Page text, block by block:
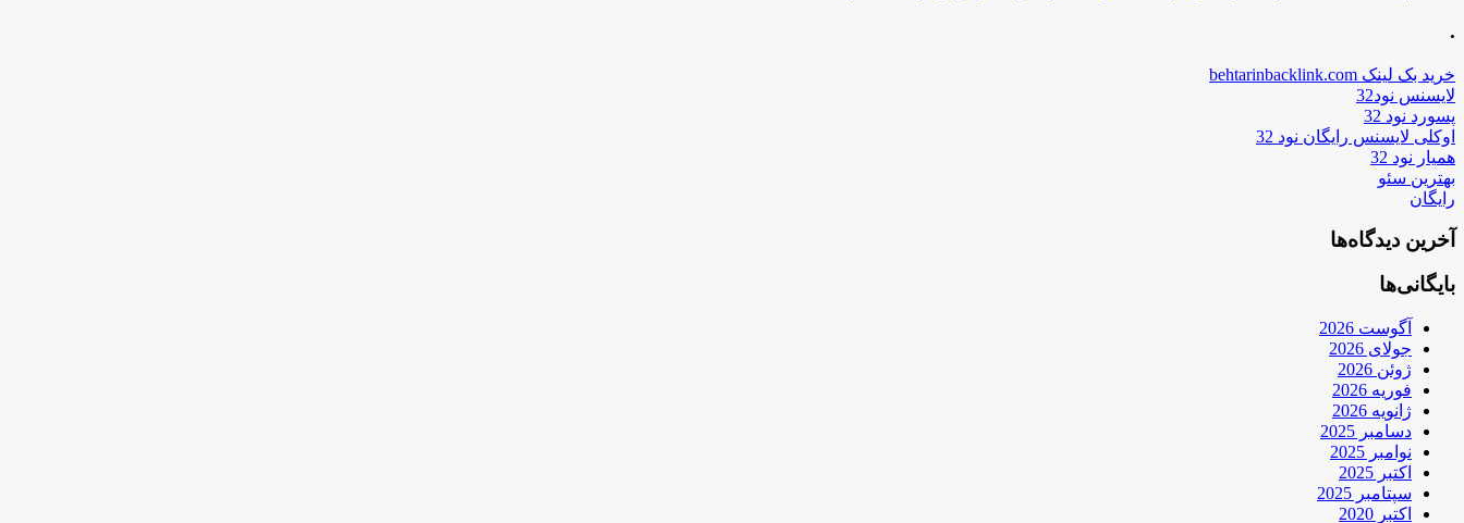
.
خرید بک لینک behtarinbacklink.com
لایسنس نود32
پسورد نود 32
اوکلی لایسنس رایگان نود 32
همیار نود 32
بهترین سئو
رایگان
آخرین دیدگاه‌ها
بایگانی‌ها
آگوست 2026
جولای 2026
ژوئن 2026
فوریه 2026
ژانویه 2026
دسامبر 2025
نوامبر 2025
اکتبر 2025
سپتامبر 2025
اکتبر 2020